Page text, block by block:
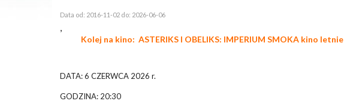
Data od: 2016-11-02 do: 2026-06-06
,
Kolej na kino: ASTERIKS I OBELIKS: IMPERIUM SMOKA kino letnie
DATA: 6 CZERWCA 2026 r.
GODZINA: 20:30